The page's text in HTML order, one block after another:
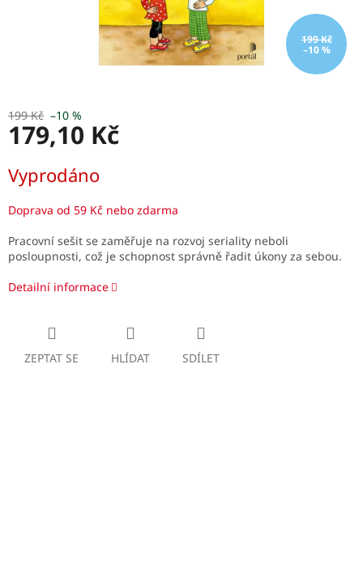
199 Kč
–10 %
199 Kč –10 %
179,10 Kč
cena:
Vyprodáno
Doprava od 59 Kč nebo zdarma
Pracovní sešit se zaměřuje na rozvoj seriality neboli
posloupnosti, což je schopnost správně řadit úkony za sebou.
Detailní informace
ZEPTAT SE HLÍDAT SDÍLET